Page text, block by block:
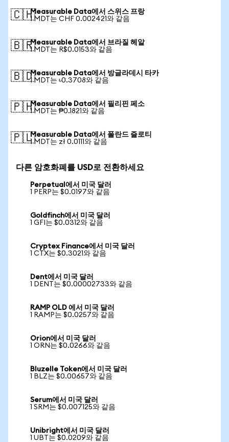
🇨🇭Measurable Data에서 스위스 프랑
1 MDT는 CHF 0.002421와 같음
🇧🇷Measurable Data에서 브라질 헤알
1 MDT는 R$0.0153와 같음
🇧🇩Measurable Data에서 방글라데시 타카
1 MDT는 ৳0.3708와 같음
🇵🇭Measurable Data에서 필리핀 페소
1 MDT는 ₱0.1821와 같음
🇵🇱Measurable Data에서 폴란드 즐로티
1 MDT는 zł 0.0111와 같음
다른 암호화폐를 USD로 전환하세요
Perpetual에서 미국 달러
1 PERP는 $0.0197와 같음
Goldfinch에서 미국 달러
1 GFI는 $0.0312와 같음
Cryptex Finance에서 미국 달러
1 CTX는 $0.3021와 같음
Dent에서 미국 달러
1 DENT는 $0.00002733와 같음
RAMP OLD 에서 미국 달러
1 RAMP는 $0.0257와 같음
Orion에서 미국 달러
1 ORN는 $0.0266와 같음
Bluzelle Token에서 미국 달러
1 BLZ는 $0.00657와 같음
Serum에서 미국 달러
1 SRM는 $0.007125와 같음
Unibright에서 미국 달러
1 UBT는 $0.0209와 같음